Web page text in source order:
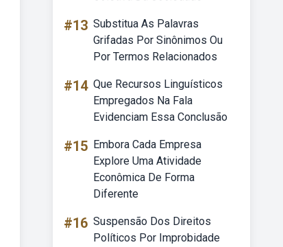
#13 Substitua As Palavras
Grifadas Por Sinônimos Ou
Por Termos Relacionados
#14 Que Recursos Linguísticos
Empregados Na Fala
Evidenciam Essa Conclusão
#15 Embora Cada Empresa
Explore Uma Atividade
Econômica De Forma
Diferente
#16 Suspensão Dos Direitos
Políticos Por Improbidade